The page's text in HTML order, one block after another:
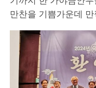
만찬을 기쁨가운데